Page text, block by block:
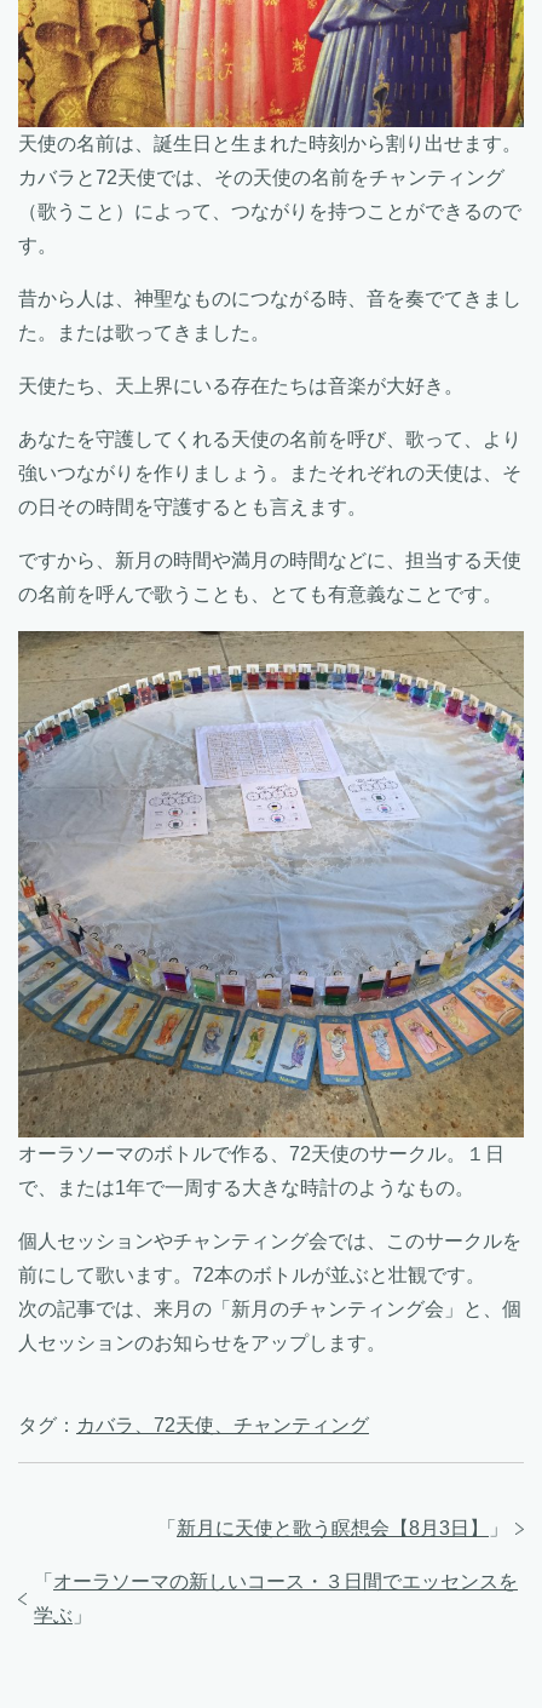
天使の名前は、誕生日と生まれた時刻から割り出せます。
カバラと72天使では、その天使の名前をチャンティング
（歌うこと）によって、つながりを持つことができるので
す。
昔から人は、神聖なものにつながる時、音を奏でてきまし
た。または歌ってきました。
天使たち、天上界にいる存在たちは音楽が大好き。
あなたを守護してくれる天使の名前を呼び、歌って、より
強いつながりを作りましょう。またそれぞれの天使は、そ
の日その時間を守護するとも言えます。
ですから、新月の時間や満月の時間などに、担当する天使
の名前を呼んで歌うことも、とても有意義なことです。
オーラソーマのボトルで作る、72天使のサークル。１日
で、または1年で一周する大きな時計のようなもの。
個人セッションやチャンティング会では、このサークルを
前にして歌います。72本のボトルが並ぶと壮観です。
次の記事では、来月の「新月のチャンティング会」と、個
人セッションのお知らせをアップします。
タグ： カバラ、72天使、チャンティング
「 新月に天使と歌う瞑想会【8月3日】 」
「 オーラソーマの新しいコース・３日間でエッセンスを
学ぶ 」